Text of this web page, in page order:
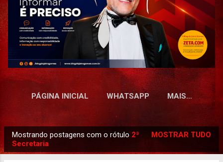
PÁGINA INICIAL WHATSAPP MAIS…
o
Mostrando postagens com o rótulo 2ª
Secretaria
MOSTRAR TUDO